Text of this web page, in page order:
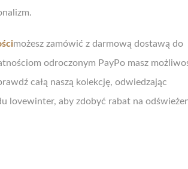
możesz zamówić z darmową dostawą do
odroczonym PayPo masz
całą naszą kolekcję, odwiedzając
lovewinter, aby zdobyć rabat na